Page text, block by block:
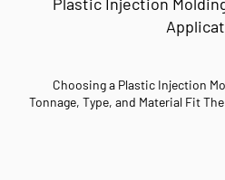
Choosing a Plastic Injection
Tonnage, Type, and Material Fit